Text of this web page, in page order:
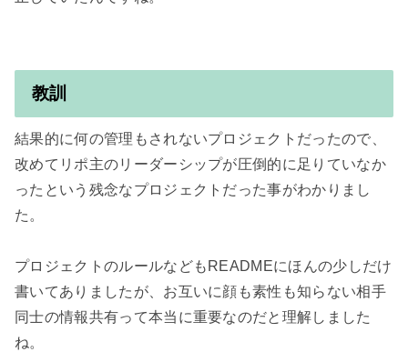
教訓
結果的に何の管理もされないプロジェクトだったので、
改めてリポ主のリーダーシップが圧倒的に足りていなか
ったという残念なプロジェクトだった事がわかりまし
た。
プロジェクトのルールなどもREADMEにほんの少しだけ
書いてありましたが、お互いに顔も素性も知らない相手
同士の情報共有って本当に重要なのだと理解しました
ね。